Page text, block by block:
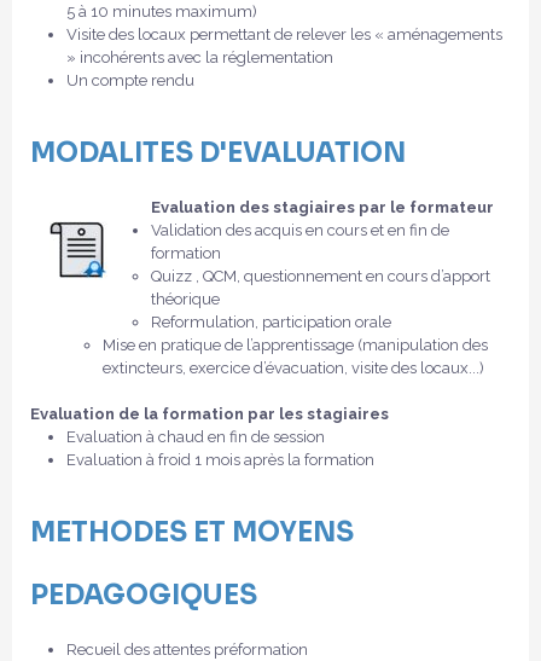
5 à 10 minutes maximum)
Visite des locaux permettant de relever les « aménagements
» incohérents avec la réglementation
Un compte rendu
MODALITES D'EVALUATION
Evaluation des stagiaires par le formateur
Validation des acquis en cours et en fin de
formation
Quizz , QCM, questionnement en cours d’apport
théorique
Reformulation, participation orale
Mise en pratique de l’apprentissage (manipulation des
extincteurs, exercice d’évacuation, visite des locaux...)
Evaluation de la formation par les stagiaires
Evaluation à chaud en fin de session
Evaluation à froid 1 mois après la formation
METHODES ET MOYENS
PEDAGOGIQUES
Recueil des attentes préformation